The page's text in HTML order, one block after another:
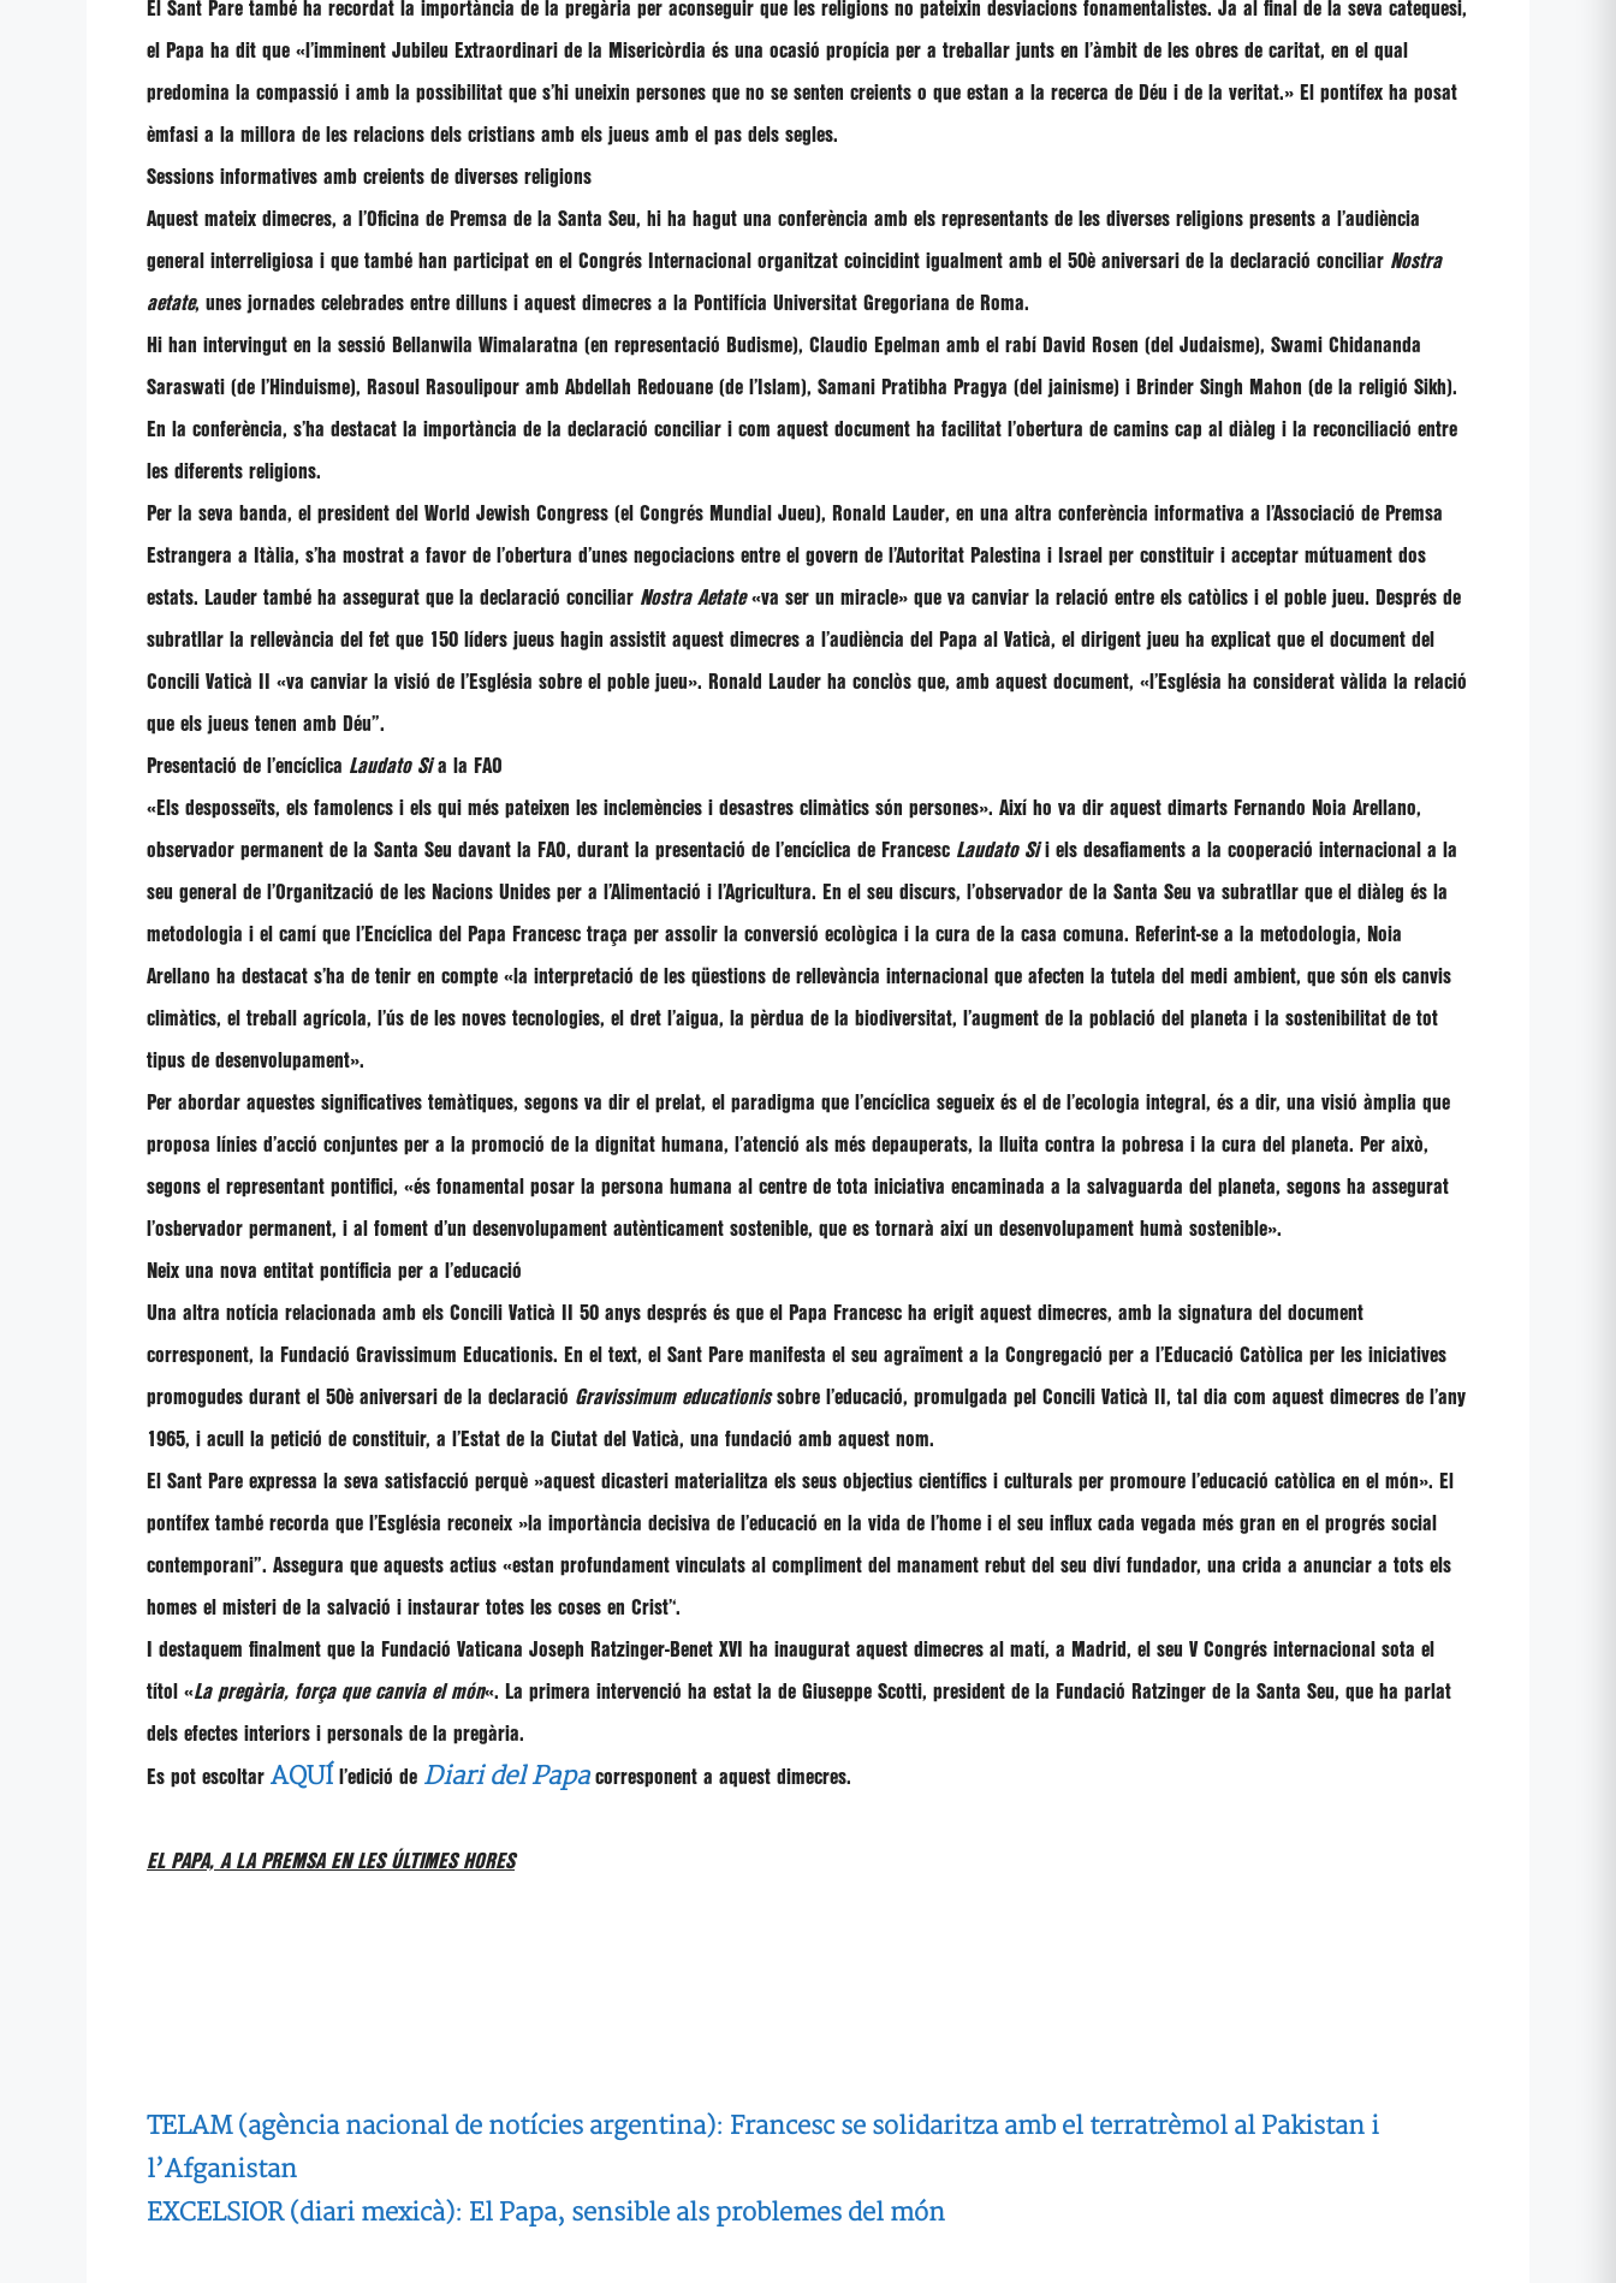
El Sant Pare també ha recordat la importància de la pregària per aconseguir que les religions no pateixin desviacions fonamentalistes. Ja al final de la seva catequesi,
el Papa ha dit que «l’imminent Jubileu Extraordinari de la Misericòrdia és una ocasió propícia per a treballar junts en l’àmbit de les obres de caritat, en el qual
predomina la compassió i amb la possibilitat que s’hi uneixin persones que no se senten creients o que estan a la recerca de Déu i de la veritat.» El pontífex ha posat
èmfasi a la millora de les relacions dels cristians amb els jueus amb el pas dels segles.
Sessions informatives amb creients de diverses religions
Aquest mateix dimecres, a l’Oficina de Premsa de la Santa Seu, hi ha hagut una conferència amb els representants de les diverses religions presents a l’audiència
general interreligiosa i que també han participat en el Congrés Internacional organitzat coincidint igualment amb el 50è aniversari de la declaració conciliar Nostra
aetate, unes jornades celebrades entre dilluns i aquest dimecres a la Pontifícia Universitat Gregoriana de Roma.
Hi han intervingut en la sessió Bellanwila Wimalaratna (en representació Budisme), Claudio Epelman amb el rabí David Rosen (del Judaisme), Swami Chidananda
Saraswati (de l’Hinduisme), Rasoul Rasoulipour amb Abdellah Redouane (de l’Islam), Samani Pratibha Pragya (del jainisme) i Brinder Singh Mahon (de la religió Sikh).
En la conferència, s’ha destacat la importància de la declaració conciliar i com aquest document ha facilitat l’obertura de camins cap al diàleg i la reconciliació entre
les diferents religions.
Per la seva banda, el president del World Jewish Congress (el Congrés Mundial Jueu ), Ronald Lauder, en una altra conferència informativa a l’Associació de Premsa
Estrangera a Itàlia, s’ha mostrat a favor de l’obertura d’unes negociacions entre el govern de l’Autoritat Palestina i Israel per constituir i acceptar mútuament dos
estats. Lauder també ha assegurat que la declaració conciliar Nostra Aetate «va ser un miracle» que va canviar la relació entre els catòlics i el poble jueu. Després de
subratllar la rellevància del fet que 150 líders jueus hagin assistit aquest dimecres a l’audiència del Papa al Vaticà, el dirigent jueu ha explicat que el document del
Concili Vaticà II «va canviar la visió de l’Església sobre el poble jueu». Ronald Lauder ha conclòs que, amb aquest document, «l’Església ha considerat vàlida la relació
que els jueus tenen amb Déu”.
Presentació de l’encíclica Laudato Si a la FAO
«Els desposseïts, els famolencs i els qui més pateixen les inclemències i desastres climàtics són persones». Així ho va dir aquest dimarts Fernando Noia Arellano,
observador permanent de la Santa Seu davant la FAO, durant la presentació de l’encíclica de Francesc Laudato Sii els desafiaments a la cooperació internacional a la
seu general de l’Organització de les Nacions Unides per a l’Alimentació i l’Agricultura. En el seu discurs, l’observador de la Santa Seu va subratllar que el diàleg és la
metodologia i el camí que l’Encíclica del Papa Francesc traça per assolir la conversió ecològica i la cura de la casa comuna. Referint-se a la metodologia, Noia
Arellano ha destacat s’ha de tenir en compte «la interpretació de les qüestions de rellevància internacional que afecten la tutela del medi ambient, que són els canvis
climàtics, el treball agrícola, l’ús de les noves tecnologies, el dret l’aigua, la pèrdua de la biodiversitat, l’augment de la població del planeta i la sostenibilitat de tot
tipus de desenvolupament».
Per abordar aquestes significatives temàtiques, segons va dir el prelat, el paradigma que l’encíclica segueix és el de l’ecologia integral, és a dir, una visió àmplia que
proposa línies d’acció conjuntes per a la promoció de la dignitat humana, l’atenció als més depauperats, la lluita contra la pobresa i la cura del planeta. Per això,
segons el representant pontifici, «és fonamental posar la persona humana al centre de tota iniciativa encaminada a la salvaguarda del planeta, segons ha assegurat
l’osbervador permanent, i al foment d’un desenvolupament autènticament sostenible, que es tornarà així un desenvolupament humà sostenible».
Neix una nova entitat pontíficia per a l’educació
Una altra notícia relacionada amb els Concili Vaticà II 50 anys després és que el Papa Francesc ha erigit aquest dimecres, amb la signatura del document
corresponent, la Fundació Gravissimum Educationis. En el text, el Sant Pare manifesta el seu agraïment a la Congregació per a l’Educació Catòlica per les iniciatives
promogudes durant el 50è aniversari de la declaració Gravissimum educationissobre l’educació, promulgada pel Concili Vaticà II, tal dia com aquest dimecres de l’any
1965, i acull la petició de constituir, a l’Estat de la Ciutat del Vaticà, una fundació amb aquest nom.
El Sant Pare expressa la seva satisfacció perquè »aquest dicasteri materialitza els seus objectius científics i culturals per promoure l’educació catòlica en el món». El
pontífex també recorda que l’Església reconeix »la importància decisiva de l’educació en la vida de l’home i el seu influx cada vegada més gran en el progrés social
contemporani”. Assegura que aquests actius «estan profundament vinculats al compliment del manament rebut del seu diví fundador, una crida a anunciar a tots els
homes el misteri de la salvació i instaurar totes les coses en Crist’‘.
I destaquem finalment que la Fundació Vaticana Joseph Ratzinger-Benet XVI ha inaugurat aquest dimecres al matí, a Madrid, el seu V Congrés internacional sota el
títol «La pregària, força que canvia el món«. La primera intervenció ha estat la de Giuseppe Scotti, president de la Fundació Ratzinger de la Santa Seu, que ha parlat
dels efectes interiors i personals de la pregària.
Es pot escoltar AQUÍ l’edició de Diari del Papacorresponent a aquest dimecres.
EL PAPA, A LA PREMSA EN LES ÚLTIMES HORES
TELAM (agència nacional de notícies argentina): Francesc se solidaritza amb el terratrèmol al Pakistan i
l’Afganistan
EXCELSIOR (diari mexicà): El Papa, sensible als problemes del món